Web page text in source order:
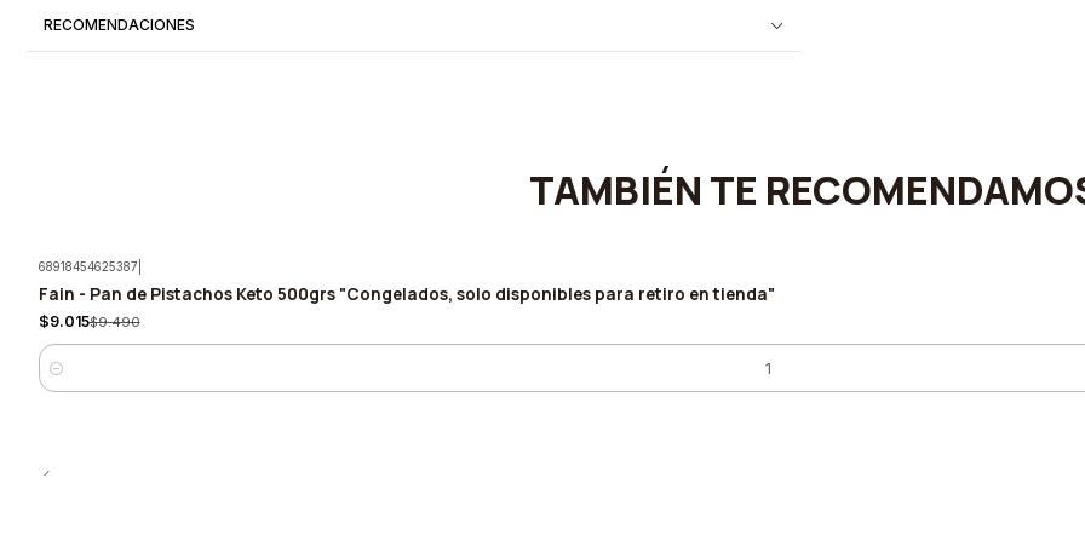
RECOMENDACIONES
TAMBIÉN TE
-5%
68918454625387
Fain - Pan de Pistachos Keto 500grs "Congelados, solo disponibles para retiro en tienda"
$9.015$9.490
Cantidad